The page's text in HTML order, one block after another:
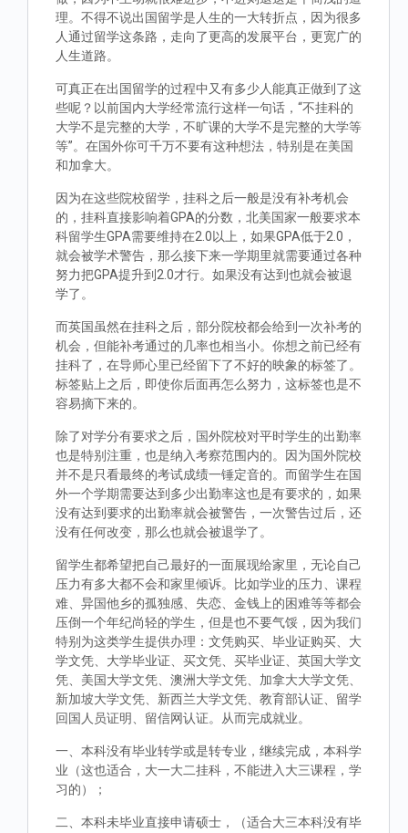
理。不得不说出国留学是人生的一大转折点，因为很多
人通过留学这条路，走向了更高的发展平台，更宽广的
人生道路。
可真正在出国留学的过程中又有多少人能真正做到了这
些呢？以前国内大学经常流行这样一句话，“不挂科的
大学不是完整的大学，不旷课的大学不是完整的大学等
等”。在国外你可千万不要有这种想法，特别是在美国
和加拿大。
因为在这些院校留学，挂科之后一般是没有补考机会
的，挂科直接影响着GPA的分数，北美国家一般要求本
科留学生GPA需要维持在2.0以上，如果GPA低于2.0，
就会被学术警告，那么接下来一学期里就需要通过各种
努力把GPA提升到2.0才行。如果没有达到也就会被退
学了。
而英国虽然在挂科之后，部分院校都会给到一次补考的
机会，但能补考通过的几率也相当小。你想之前已经有
挂科了，在导师心里已经留下了不好的映象的标签了。
标签贴上之后，即使你后面再怎么努力，这标签也是不
容易摘下来的。
除了对学分有要求之后，国外院校对平时学生的出勤率
也是特别注重，也是纳入考察范围内的。因为国外院校
并不是只看最终的考试成绩一锤定音的。而留学生在国
外一个学期需要达到多少出勤率这也是有要求的，如果
没有达到要求的出勤率就会被警告，一次警告过后，还
没有任何改变，那么也就会被退学了。
留学生都希望把自己最好的一面展现给家里，无论自己
压力有多大都不会和家里倾诉。比如学业的压力、课程
难、异国他乡的孤独感、失恋、金钱上的困难等等都会
压倒一个年纪尚轻的学生，但是也不要气馁，因为我们
特别为这类学生提供办理：文凭购买、毕业证购买、大
学文凭、大学毕业证、买文凭、买毕业证、英国大学文
凭、美国大学文凭、澳洲大学文凭、加拿大大学文凭、
新加坡大学文凭、新西兰大学文凭、教育部认证、留学
回国人员证明、留信网认证。从而完成就业。
一、本科没有毕业转学或是转专业，继续完成，本科学
业（这也适合，大一大二挂科，不能进入大三课程，学
习的）；
二、本科未毕业直接申请硕士，（适合大三本科没有毕